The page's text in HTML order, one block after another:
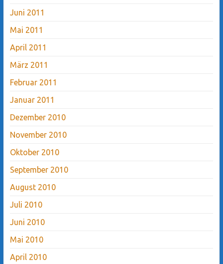
Juni 2011
Mai 2011
April 2011
März 2011
Februar 2011
Januar 2011
Dezember 2010
November 2010
Oktober 2010
September 2010
August 2010
Juli 2010
Juni 2010
Mai 2010
April 2010